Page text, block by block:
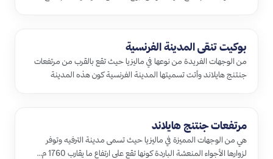
بوكيت تنقي المدينة الفرنسية
من الوجهات الفريدة من نوعها في ماليزيا حيث تقع بالقرب من مرتفعات
جنتنج هايلاند وأتت تسميتها المدينة الفرنسية كون هذه المدينة
مرتفعات جنتنج هايلاند
هي من الوجهات المميزة في ماليزيا حيث تسمى مدينة الترفيه وتوفر
لزوارها الأجواء المنعشة الباردة كونها تقع على ارتفاع ما يقارب 1760 م…